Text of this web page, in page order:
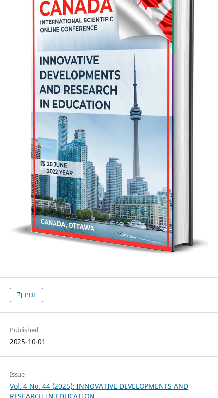
PDF
Published
2025-10-01
Issue
Vol. 4 No. 44 (2025): INNOVATIVE DEVELOPMENTS AND
RESEARCH IN EDUCATION